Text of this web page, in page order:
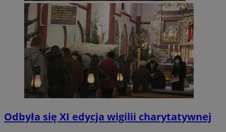
Odbyła się XI edycja wigilii charytatywnej